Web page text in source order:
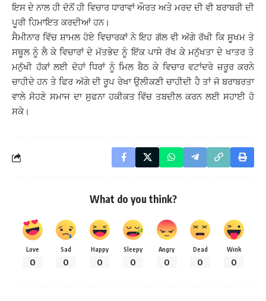
ਇਸ ਦੇ ਨਾਲ ਹੀ ਦੋਨੋਂ ਹੀ ਵਿਚਾਰ ਧਾਰਾਵਾਂ ਔਰਤ ਅਤੇ ਮਰਦ ਦੀ ਵੀ ਬਰਾਬਰੀ ਦੀ
ਪੂਰੀ ਹਿਮਾਇਤ ਕਰਦੀਆਂ ਹਨ।
ਸੈਮੀਨਾਰ ਵਿੱਚ ਸ਼ਾਮਲ ਹੋਏ ਵਿਚਾਰਕਾਂ ਨੇ ਇਹ ਗੱਲ ਵੀ ਅੱਗੇ ਰੱਖੀ ਕਿ ਸੂਖਮ ਤੇ
ਸਥੂਲ ਨੂੰ ਲੈ ਕੇ ਵਿਚਾਰਾਂ ਦੇ ਮੱਤਭੇਦ ਨੂੰ ਇੱਕ ਪਾਸੇ ਰੱਖ ਕੇ ਮਨੁੱਖਤਾ ਦੇ ਖਾਤਰ ਤੇ
ਮਨੁੱਖੀ ਹੱਕਾਂ ਲਈ ਦੋਹਾਂ ਧਿਰਾਂ ਨੂੰ ਮਿਲ ਬੈਠ ਕੇ ਵਿਚਾਰ ਵਟਾਂਦਰੇ ਜ਼ਰੂਰ ਕਰਨੇ
ਚਾਹੀਦੇ ਹਨ ਤੇ ਫਿਰ ਅੱਗੇ ਦੀ ਰੂਪ ਰੇਖਾ ਉਲੀਕਣੀ ਚਾਹੀਦੀ ਹੈ ਤਾਂ ਜੋ ਬਰਾਬਰਤਾ
ਵਾਲੇ ਸੋਹਣੇ ਸਮਾਜ ਦਾ ਸੁਫਨਾ ਹਕੀਕਤ ਵਿੱਚ ਤਬਦੀਲ ਕਰਨ ਲਈ ਸਹਾਈ ਹੋ
ਸਕੇ।
What do you think?
Love
0
Sad
0
Happy
0
Sleepy
0
Angry
0
Dead
0
Wink
0